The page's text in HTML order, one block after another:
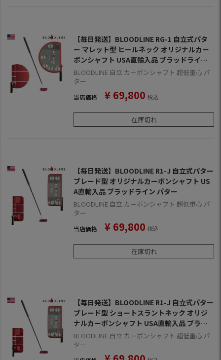
【毎日発送】BLOODLINE RG-1 自立式パタ
ー マレット型 ヒールネック オリジナルカー
ボンシャフト USA直輸入品 ブラッドライン
パター
BLOODLINE 自立 カーボンシャフト 超低重心 パ
ター
当店価格 ¥ 69,800 税込
在庫切れ
【毎日発送】BLOODLINE R1-J 自立式パター
ブレード型 オリジナルカーボンシャフト US
A直輸入品 ブラッドライン パター
BLOODLINE 自立 カーボンシャフト 超低重心 パ
ター
当店価格 ¥ 69,800 税込
在庫切れ
【毎日発送】BLOODLINE R1-J 自立式パター
ブレード型 ショートスラントネック オリジ
ナルカーボンシャフト USA直輸入品 ブラッ
ドライン パター
BLOODLINE 自立 カーボンシャフト 超低重心 パ
ター